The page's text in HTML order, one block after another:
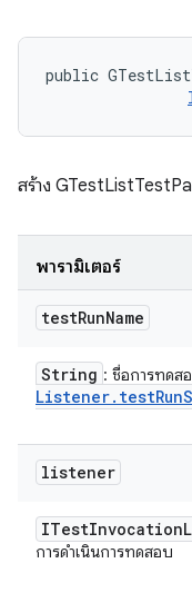
public
สร้าง
พารามิเตอร์
testRunName
String : ชื่อการทดส
Listener.
listener
ITestInvocation
การดำเนินการทดสอบ